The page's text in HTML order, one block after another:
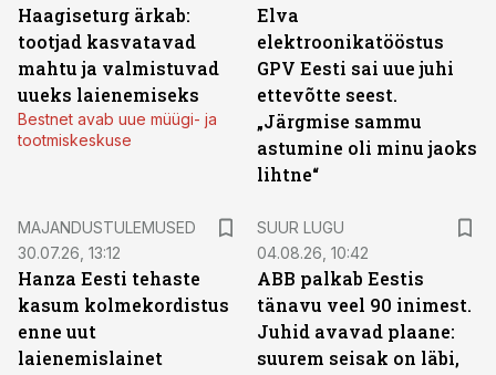
Haagiseturg ärkab:
tootjad kasvatavad
mahtu ja valmistuvad
uueks laienemiseks
Bestnet avab uue müügi- ja
tootmiskeskuse
Elva
elektroonikatööstus
GPV Eesti sai uue juhi
ettevõtte seest.
„Järgmise sammu
astumine oli minu jaoks
lihtne“
MAJANDUSTULEMUSED
30.07.26, 13:12
Hanza Eesti tehaste
kasum kolmekordistus
enne uut
laienemislainet
SUUR LUGU
04.08.26, 10:42
ABB palkab Eestis
tänavu veel 90 inimest.
Juhid avavad plaane:
suurem seisak on läbi,